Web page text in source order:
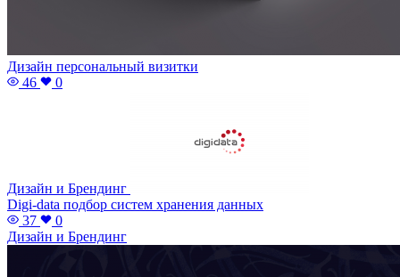
Дизайн персональный визитки
46
0
Дизайн и Брендинг
Digi-data подбор систем хранения данных
37
0
Дизайн и Брендинг